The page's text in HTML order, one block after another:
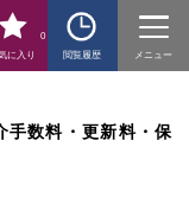
に入り
0
閲覧履歴
メニュー
手数料・更新料・保